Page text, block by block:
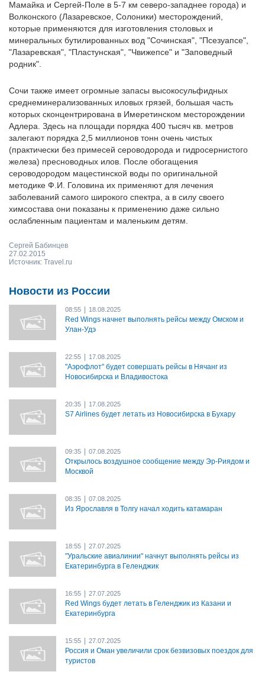
Мамайка и Сергей-Поле в 5-7 км северо-западнее города) и
Волконского (Лазаревское, Солоники) месторождений,
которые применяются для изготовления столовых и
минеральных бутилированных вод "Сочинская", "Псезуапсе",
"Лазаревская", "Пластунская", "Чвижепсе" и "Заповедный
родник".
Сочи также имеет огромные запасы высокосульфидных
среднеминерализованных иловых грязей, большая часть
которых сконцентрирована в Имеретинском месторождении
Адлера. Здесь на площади порядка 400 тысяч кв. метров
залегают порядка 2,5 миллионов тонн очень чистых
(практически без примесей сероводорода и гидросернистого
железа) пресноводных илов. После обогащения
сероводородом мацестинской воды по оригинальной
методике Ф.И. Головина их применяют для лечения
заболеваний самого широкого спектра, а в силу своего
химсостава они показаны к применению даже сильно
ослабленным пациентам и маленьким детям.
Сергей Бабинцев
27.02.2015
Источник: Travel.ru
Новости из России
08:55 18.08.2025
Red Wings начнет выполнять рейсы между Омском и
Улан-Удэ
22:55 17.08.2025
"Аэрофлот" будет совершать рейсы в Нячанг из
Новосибирска и Владивостока
20:35 17.08.2025
S7 Airlines будет летать из Новосибирска в Бухару
09:35 07.08.2025
Открылось воздушное сообщение между Эр-Риядом и
Москвой
08:35 07.08.2025
Из Ярославля в Толгу начал ходить катамаран
18:55 27.07.2025
"Уральские авиалинии" начнут выполнять рейсы из
Екатеринбурга в Геленджик
16:55 27.07.2025
Red Wings будет летать в Геленджик из Казани и
Екатеринбурга
15:55 27.07.2025
Россия и Оман увеличили срок безвизовых поездок для
туристов